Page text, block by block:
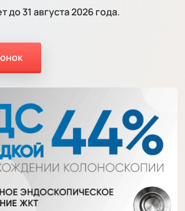
до 31 августа 2026 года.